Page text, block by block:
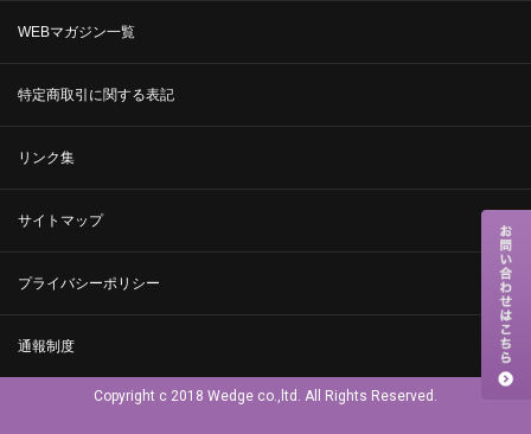
WEBマガジン一覧
特定商取引に関する表記
リンク集
サイトマップ
プライバシーポリシー
通報制度
Copyright c 2018 Wedge co.,ltd. All Rights Reserved.